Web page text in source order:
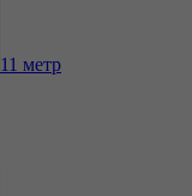
11 метр